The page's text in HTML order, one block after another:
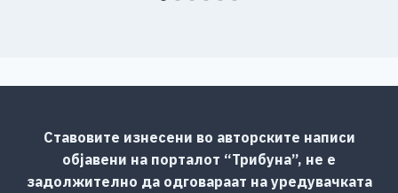
Ставовите изнесени во авторските написи
објавени на порталот “Трибуна”, не е
задолжително да одговараат на уредувачката